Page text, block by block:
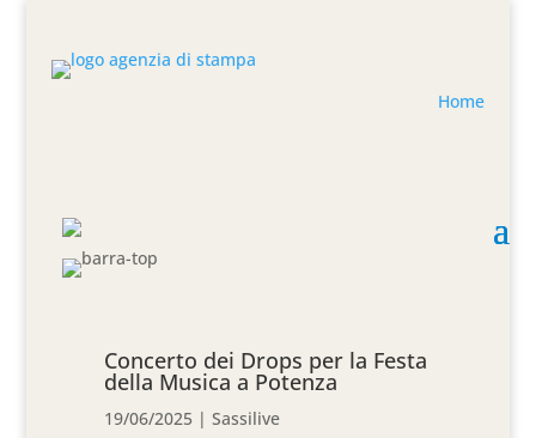
Home
Concerto dei Drops per la Festa
della Musica a Potenza
19/06/2025 |Sassilive